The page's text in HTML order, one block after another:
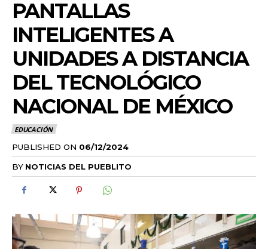
PANTALLAS
INTELIGENTES A
UNIDADES A DISTANCIA
DEL TECNOLÓGICO
NACIONAL DE MÉXICO
EDUCACIÓN
PUBLISHED ON 06/12/2024
BY NOTICIAS DEL PUEBLITO